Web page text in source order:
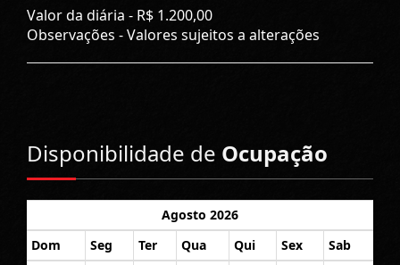
Valor da diária - R$ 1.200,00
Observações - Valores sujeitos a alterações
Disponibilidade de Ocupação
Agosto 2026
Dom
Seg Ter Qua Qui Sex
Sab